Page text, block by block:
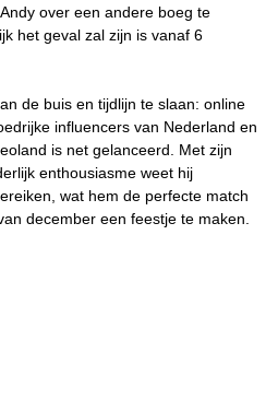
over een andere boeg te
het geval zal zijn is vanaf 6
de buis en tijdlijn te slaan: online
influencers van Nederland en
is net gelanceerd. Met zijn
enthousiasme weet hij
wat hem de perfecte match
december een feestje te maken.